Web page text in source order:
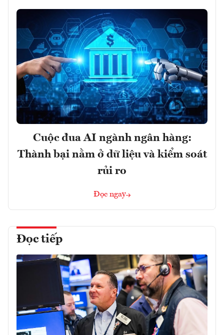
Cuộc đua AI ngành ngân hàng:
Thành bại nằm ở dữ liệu và kiểm soát
rủi ro
Đọc ngay
Đọc tiếp